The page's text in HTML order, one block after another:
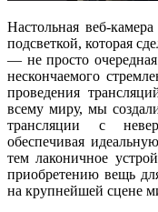
Настольная веб-
подсветкой, которая
— не просто очередная
нескончаемого
проведения
всему миру, мы
трансляции с
обеспечивая
тем лаконичное
приобретению вещь
на крупнейшей сцене